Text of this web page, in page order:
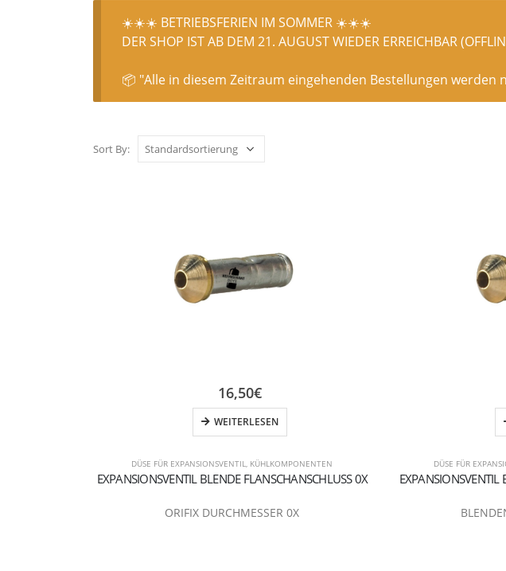
☀️☀️☀️ BETRIEBSFERIEN IM SOMMER ☀️☀️☀️
DER SHOP IST AB DEM 21. AUGUST WIEDER ERREICHBAR
📦 "Alle in diesem Zeitraum eingehenden Bestellungen
Sort By:
DÜSE FÜR EXPANSIONSVENTIL KÜHLKOMPONENTEN
EXPANSIONSVENTIL BLENDE FLANSCHANSCHLUSS 0X
ORIFIX DURCHMESSER 0X
16,50€
WEITERLESEN
DÜSE FÜR